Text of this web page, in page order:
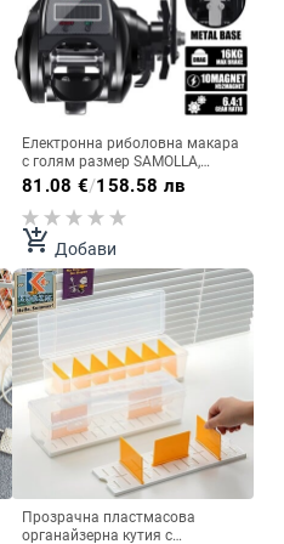
Електронна риболовна макара
с голям размер SAMOLLA,
водоустойчива макара за
замятане на стръв за
дълбоководен леден риболов,
сом, соларна + usb зареждане
81.08 €/158.58 лв
add_shopping_cart Добави
Прозрачна пластмасова
органайзерна кутия с